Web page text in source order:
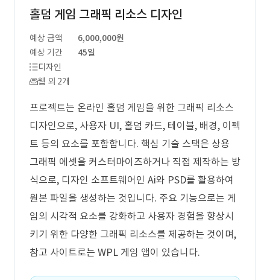
홀덤 게임 그래픽 리소스 디자인
예상 금액
6,000,000원
예상 기간
45일
디자인
웹 외 2개
프로젝트는 온라인 홀덤 게임을 위한 그래픽 리소스
디자인으로, 사용자 UI, 홀덤 카드, 테이블, 배경, 이펙
트 등의 요소를 포함합니다. 핵심 기술 스택은 상용
그래픽 에셋을 커스터마이즈하거나 직접 제작하는 방
식으로, 디자인 소프트웨어인 Ai와 PSD를 활용하여
원본 파일을 생성하는 것입니다. 주요 기능으로는 게
임의 시각적 요소를 강화하고 사용자 경험을 향상시
키기 위한 다양한 그래픽 리소스를 제공하는 것이며,
참고 사이트로는 WPL 게임 앱이 있습니다.